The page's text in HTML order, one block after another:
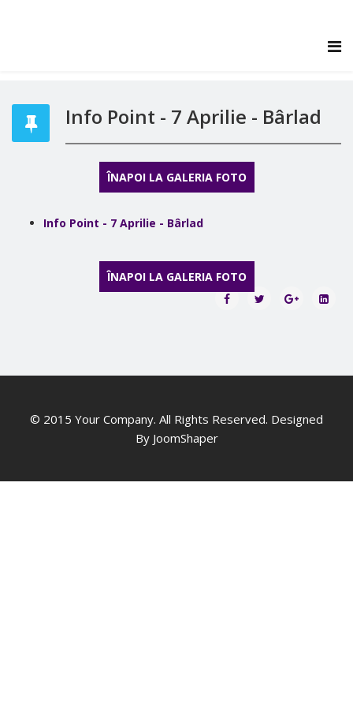
Info Point - 7 Aprilie - Bârlad
ÎNAPOI LA GALERIA FOTO
Info Point - 7 Aprilie - Bârlad
ÎNAPOI LA GALERIA FOTO
© 2015 Your Company. All Rights Reserved. Designed
By JoomShaper